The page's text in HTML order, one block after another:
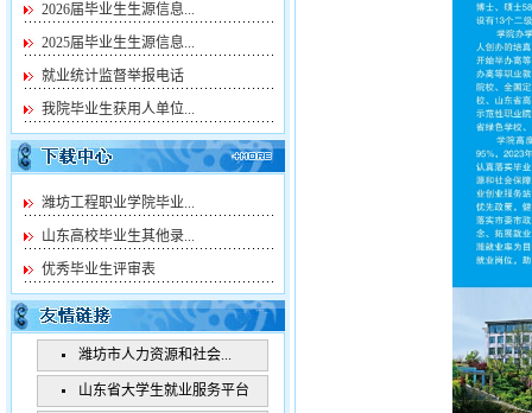
2026届毕业生生源信息...
2025届毕业生生源信息...
就业统计监督举报电话
我院毕业生获用人单位...
潍坊工程职业学院毕业...
山东高校毕业生其他录...
优秀毕业生评审表
潍坊市人力资源和社会...
山东省大学生就业服务平台